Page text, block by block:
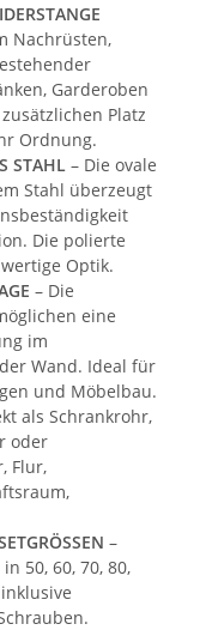
Nachrüsten,
Garderoben
Platz
Ordnung.
STAHL – Die ovale
Stahl überzeugt
Die polierte
Optik.
– Die
eine
im
Wand. Ideal für
und Möbelbau.
als Schrankrohr,
oder
Flur,
–
50, 60, 70, 80,